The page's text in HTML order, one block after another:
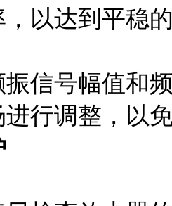
以达到平稳
信号幅值和
行调整，以